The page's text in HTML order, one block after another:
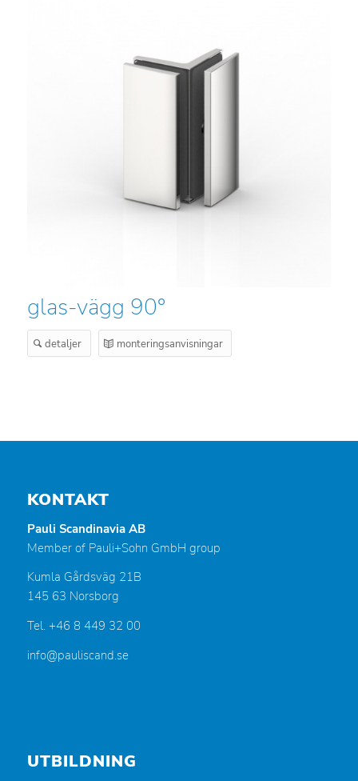
glas-vägg 90°
detaljer monteringsanvisningar
KONTAKT
Pauli Scandinavia AB
Member of Pauli+Sohn GmbH group
Kumla Gårdsväg 21B
145 63 Norsborg
Tel. +46 8 449 32 00
info@pauliscand.se
UTBILDNING